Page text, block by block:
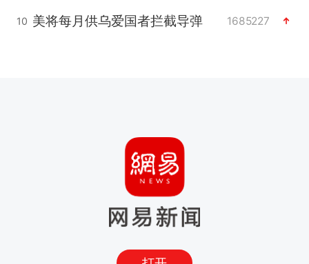
10 美将每月供乌爱国者拦截导弹 1685227